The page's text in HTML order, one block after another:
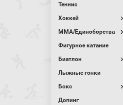
Теннис
Хоккей
MMA/Единоборства
Фигурное катание
Биатлон
Лыжные гонки
Бокс
Допинг